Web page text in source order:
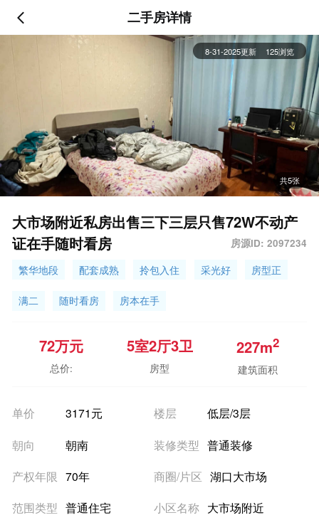
二手房详情
8-31-2025更新 125浏览
共5张
大市场附近私房出售三下三层只售72W不动产
证在手随时看房
房源ID: 2097234
繁华地段 配套成熟 拎包入住 采光好 房型正
满二 随时看房 房本在手
72万元
总价:
5室2厅3卫
房型
227m2
建筑面积
单价 3171元 楼层 低层/3层
朝向 朝南 装修类型 普通装修
产权年限 70年 商圈/片区 湖口大市场
范围类型 普通住宅 小区名称 大市场附近